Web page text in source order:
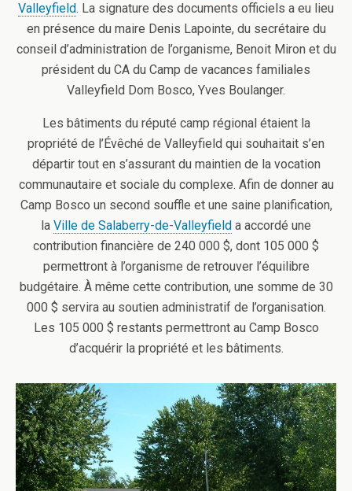
Valleyfield. La signature des documents officiels a eu lieu
en présence du maire Denis Lapointe, du secrétaire du
conseil d’administration de l’organisme, Benoit Miron et du
président du CA du Camp de vacances familiales
Valleyfield Dom Bosco, Yves Boulanger.
Les bâtiments du réputé camp régional étaient la
propriété de l’Évêché de Valleyfield qui souhaitait s’en
départir tout en s’assurant du maintien de la vocation
communautaire et sociale du complexe. Afin de donner au
Camp Bosco un second souffle et une saine planification,
la Ville de Salaberry-de-Valleyfield a accordé une
contribution financière de 240 000 $, dont 105 000 $
permettront à l’organisme de retrouver l’équilibre
budgétaire. À même cette contribution, une somme de 30
000 $ servira au soutien administratif de l’organisation.
Les 105 000 $ restants permettront au Camp Bosco
d’acquérir la propriété et les bâtiments.